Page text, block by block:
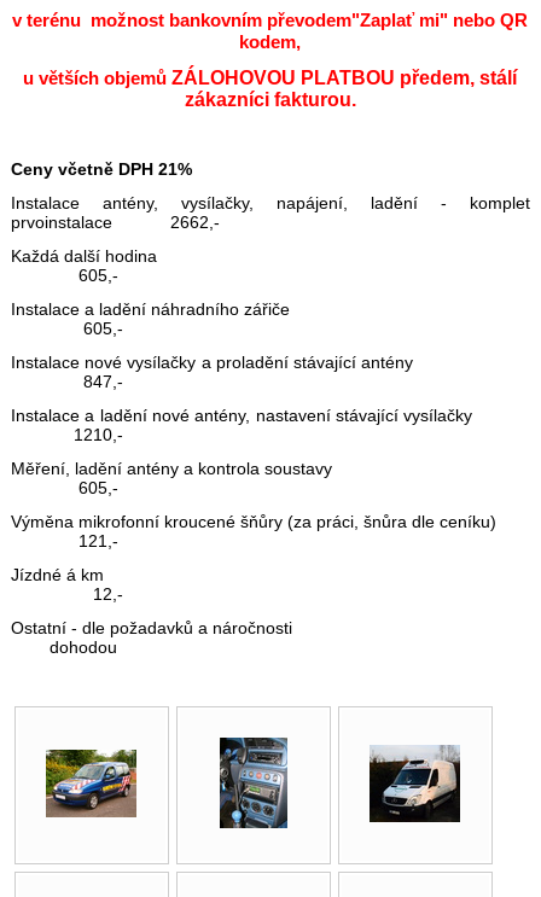
v terénu možnost bankovním převodem"Zaplať mi" nebo QR
kodem,
u větších objemůZÁLOHOVOU PLATBOU předem, stálí
zákazníci fakturou.
Ceny včetně DPH 21%
Instalace antény, vysílačky, napájení, ladění - komplet
prvoinstalace 2662,-
Každá další hodina
605,-
Instalace a ladění náhradního zářiče
605,-
Instalace nové vysílačky a proladění stávající antény
847,-
Instalace a ladění nové antény, nastavení stávající vysílačky
1210,-
Měření, ladění antény a kontrola soustavy
605,-
Výměna mikrofonní kroucené šňůry (za práci, šnůra dle ceníku)
121,-
Jízdné á km
12,-
Ostatní - dle požadavků a náročnosti
dohodou